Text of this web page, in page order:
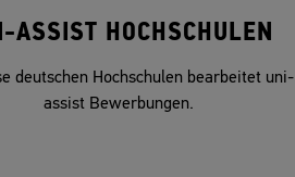
ASSIST HOCHSCHULEN
deutschen Hochschulen bearbeitet uni-
assist Bewerbungen.